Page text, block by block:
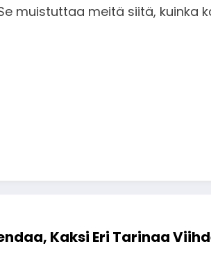
muistuttaa meitä siitä, kuinka
Kaksi Eri Tarinaa